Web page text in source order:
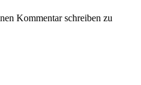
Kommentar schreiben zu